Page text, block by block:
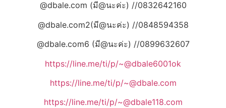
@dbale.com (มี@นะค่ะ) //0832642160
@dbale.com2(มี@นะค่ะ) //0848594358
@dbale.com6 (มี@นะค่ะ) //0899632607
https://line.me/ti/p/~@dbale6001ok
https://line.me/ti/p/~@dbale.com
https://line.me/ti/p/~@dbale118.com